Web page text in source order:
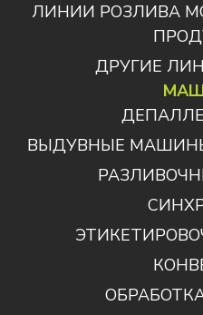
ЛИНИИ РОЗЛИВА
ДРУГИЕ
ВЫДУВНЫЕ